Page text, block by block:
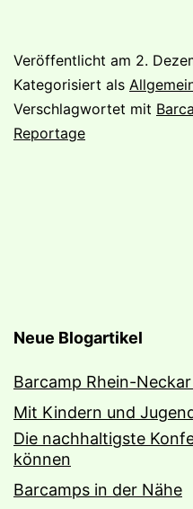
Veröffentlicht am 2.
Kategorisiert als
Verschlagwortet mit
Reportage
Neue Blogartikel
Barcamp Rhein-
Mit Kindern und
Die nachhaltigste
können
Barcamps in der Nähe